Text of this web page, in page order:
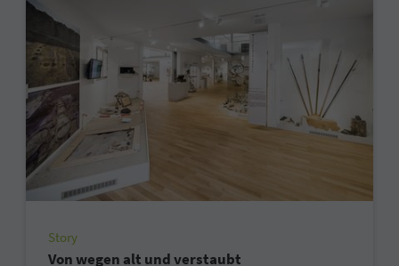
Story
Von wegen alt und verstaubt